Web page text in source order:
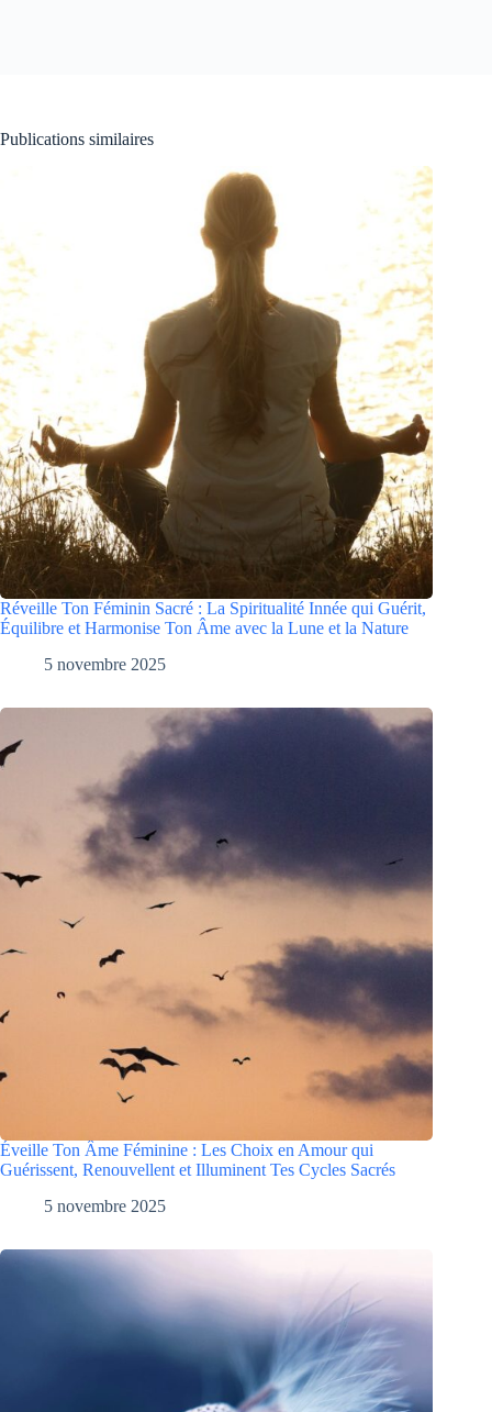
Publications similaires
Réveille Ton Féminin Sacré : La Spiritualité Innée qui Guérit,
Équilibre et Harmonise Ton Âme avec la Lune et la Nature
5 novembre 2025
Éveille Ton Âme Féminine : Les Choix en Amour qui
Guérissent, Renouvellent et Illuminent Tes Cycles Sacrés
5 novembre 2025